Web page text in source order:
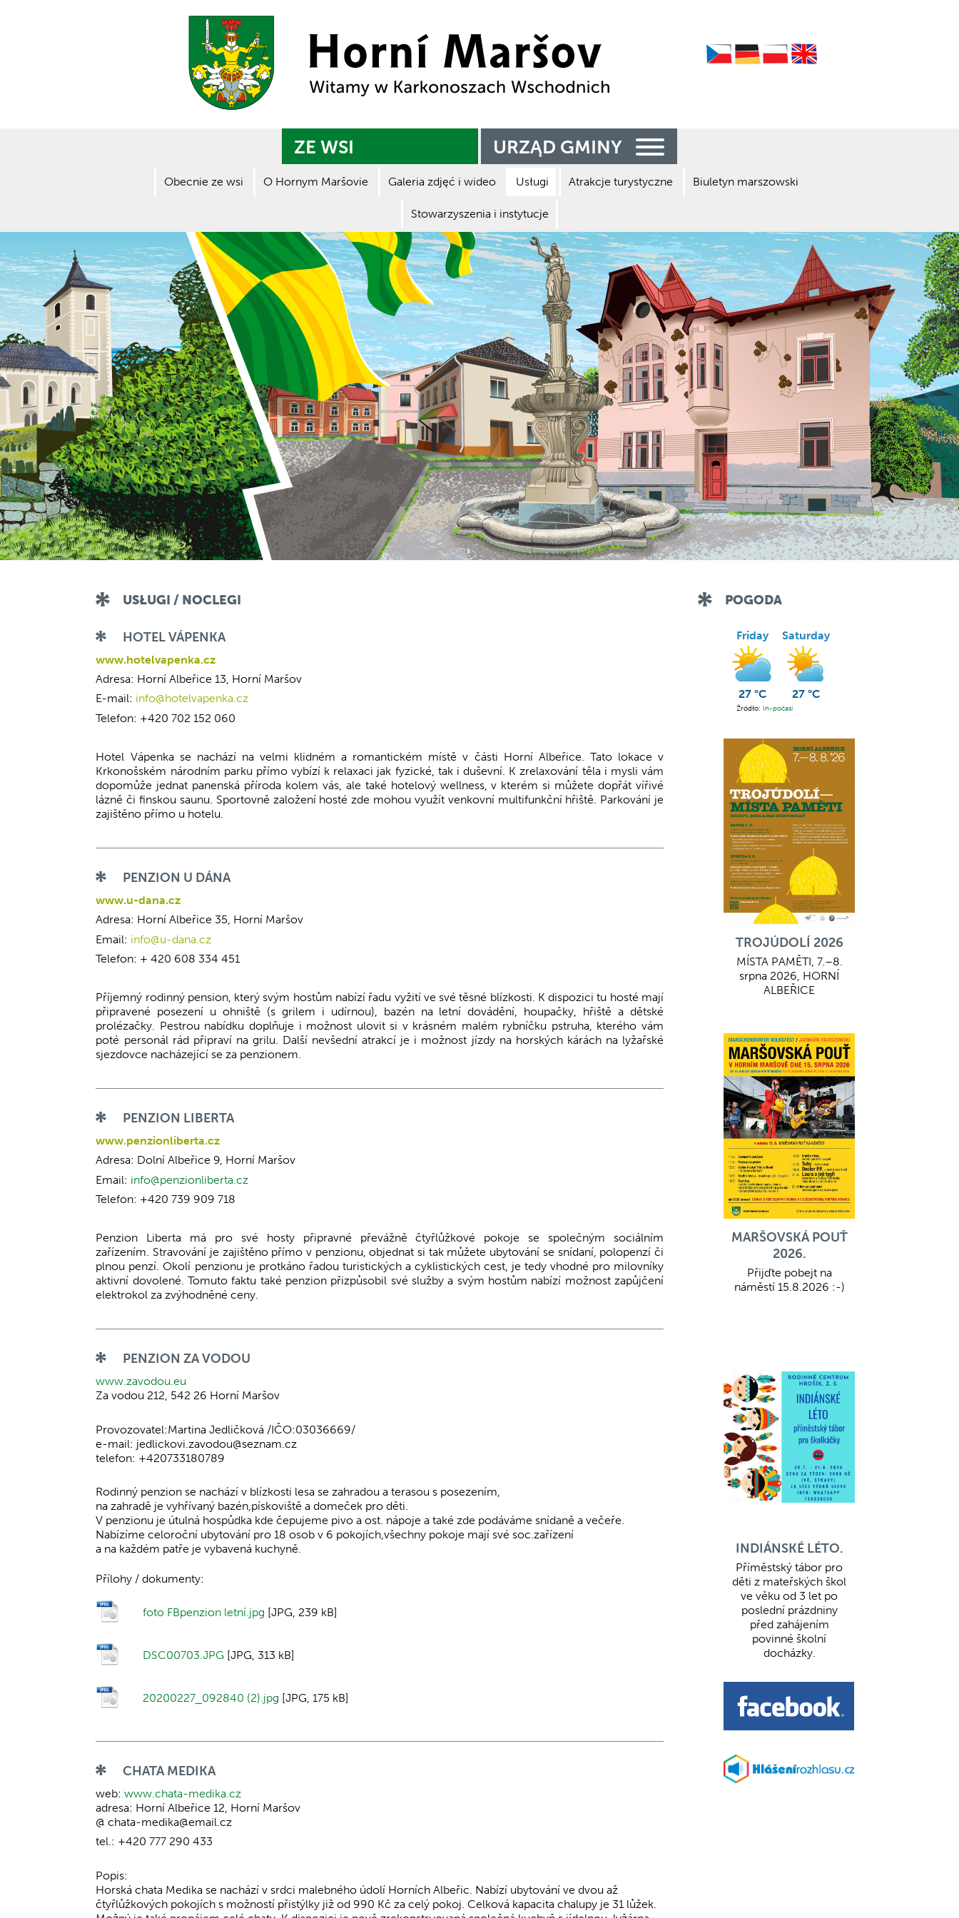
Zpět na titulní stranu
ZE WSI URZĄD GMINY
Obecnie ze wsi O Hornym Maršovie Galeria zdjęć i wideo Usługi Atrakcje turystyczne Biuletyn marszowski
Stowarzyszenia i instytucje
USŁUGI / NOCLEGI
HOTEL VÁPENKA
www.hotelvapenka.cz
Adresa: Horní Albeřice 13, Horní Maršov
E-mail: info@hotelvapenka.cz
Telefon: +420 702 152 060
Hotel Vápenka se nachází na velmi klidném a romantickém místě v části Horní Albeřice. Tato lokace v
Krkonošském národním parku přímo vybízí k relaxaci jak fyzické, tak i duševní. K zrelaxování těla i mysli vám
dopomůže jednat panenská příroda kolem vás, ale také hotelový wellness, v kterém si můžete dopřát vířivé
lázně či finskou saunu. Sportovně založení hosté zde mohou využít venkovní multifunkční hřiště. Parkování je
zajištěno přímo u hotelu.
PENZION U DÁNA
www.u-dana.cz
Adresa: Horní Albeřice 35, Horní Maršov
Email: info@u-dana.cz
Telefon: + 420 608 334 451
Příjemný rodinný pension, který svým hostům nabízí řadu vyžití ve své těsné blízkosti. K dispozici tu hosté mají
připravené posezení u ohniště (s grilem i udírnou), bazén na letní dovádění, houpačky, hřiště a dětské
prolézačky. Pestrou nabídku doplňuje i možnost ulovit si v krásném malém rybníčku pstruha, kterého vám
poté personál rád připraví na grilu. Další nevšední atrakcí je i možnost jízdy na horských kárách na lyžařské
sjezdovce nacházející se za penzionem.
PENZION LIBERTA
www.penzionliberta.cz
Adresa: Dolní Albeřice 9, Horní Maršov
Email: info@penzionliberta.cz
Telefon: +420 739 909 718
Penzion Liberta má pro své hosty připravné převážně čtyřlůžkové pokoje se společným sociálním
zařízením. Stravování je zajištěno přímo v penzionu, objednat si tak můžete ubytování se snídaní, polopenzí či
plnou penzí. Okolí penzionu je protkáno řadou turistických a cyklistických cest, je tedy vhodné pro milovníky
aktivní dovolené. Tomuto faktu také penzion přizpůsobil své služby a svým hostům nabízí možnost zapůjčení
elektrokol za zvýhodněné ceny.
PENZION ZA VODOU
www.zavodou.eu
Za vodou 212, 542 26 Horní Maršov
Provozovatel:Martina Jedličková /IČO:03036669/
e-mail: jedlickovi.zavodou@seznam.cz
telefon: +420733180789
Rodinný penzion se nachází v blízkosti lesa se zahradou a terasou s posezením,
na zahradě je vyhřívaný bazén,pískoviště a domeček pro děti.
V penzionu je útulná hospůdka kde čepujeme pivo a ost. nápoje a také zde podáváme snídaně a večeře.
Nabízíme celoroční ubytování pro 18 osob v 6 pokojích,všechny pokoje mají své soc.zařízení
a na každém patře je vybavená kuchyně.
Přílohy / dokumenty:
foto FBpenzion letní.jpg [JPG, 239 kB]
DSC00703.JPG[JPG, 313 kB]
20200227_092840 (2).jpg [JPG, 175 kB]
CHATA MEDIKA
web:www.chata-medika.cz
adresa: Horní Albeřice 12, Horní Maršov
@ chata-medika@email.cz
tel.: +420 777 290 433
Popis:
Horská chata Medika se nachází v srdci malebného údolí Horních Albeřic. Nabízí ubytování ve dvou až
čtyřlůžkových pokojích s možností přistýlky již od 990 Kč za celý pokoj. Celková kapacita chalupy je 31 lůžek.
POGODA
Friday
27 °C
Saturday
27 °C
Źródło: In-počasí
TROJÚDOLÍ 2026
MÍSTA PAMĚTI, 7.–8.
srpna 2026, HORNÍ
ALBEŘICE
MARŠOVSKÁ POUŤ
2026.
Přijďte pobejt na
náměstí 15.8.2026 :-)
INDIÁNSKÉ LÉTO.
Příměstský tábor pro
děti z mateřských škol
ve věku od 3 let po
poslední prázdniny
před zahájením
povinné školní
docházky.